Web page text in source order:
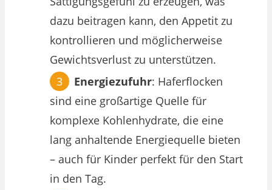
dazu beitragen kann, den Appetit zu
kontrollieren und möglicherweise
Gewichtsverlust zu unterstützen.
Energiezufuhr: Haferflocken
sind eine großartige Quelle für
komplexe Kohlenhydrate, die eine
lang anhaltende Energiequelle bieten
– auch für Kinder perfekt für den Start
in den Tag.